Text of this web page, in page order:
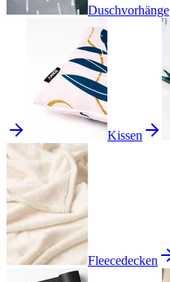
Duschvorhänge
Kissen
Fleecedecken